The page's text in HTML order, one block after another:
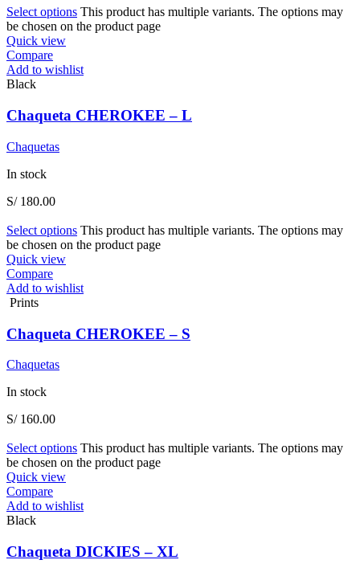
Select options This product has multiple variants. The options may
be chosen on the product page
Quick view
Compare
Add to wishlist
Black
Chaqueta CHEROKEE – L
Chaquetas
In stock
S/180.00
Select options This product has multiple variants. The options may
be chosen on the product page
Quick view
Compare
Add to wishlist
Prints
Chaqueta CHEROKEE – S
Chaquetas
In stock
S/160.00
Select options This product has multiple variants. The options may
be chosen on the product page
Quick view
Compare
Add to wishlist
Black
Chaqueta DICKIES – XL